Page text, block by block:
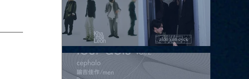
2026.08.15 |【観覧】昼）月見ルpre.『POLYHEDRON』